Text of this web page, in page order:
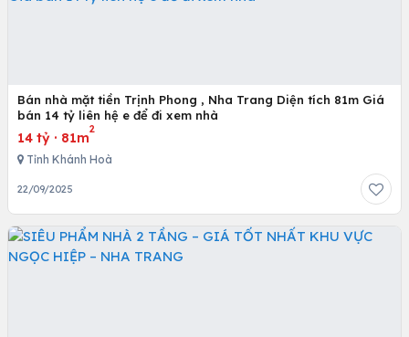
Bán nhà mặt tiền Trịnh Phong , Nha Trang Diện tích 81m Giá
bán 14 tỷ liên hệ e để đi xem nhà
14 tỷ · 81m
2
Tỉnh Khánh Hoà
22/09/2025